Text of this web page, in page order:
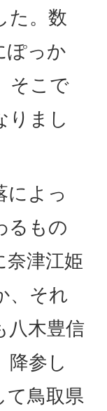
た。数
ぽっか
そこで
りまし
によっ
るもの
奈津江姫
、それ
八木豊信
降参し
て鳥取県